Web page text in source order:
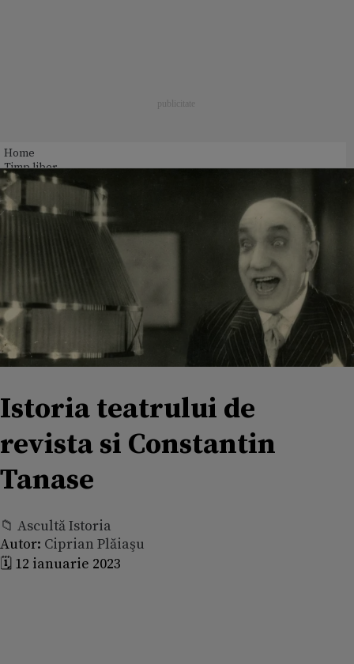
Home
Timp liber
Istoria teatrului de
revista si Constantin
Tanase
📁 Ascultă Istoria
Autor: Ciprian Plăiaşu
🗓️ 12 ianuarie 2023